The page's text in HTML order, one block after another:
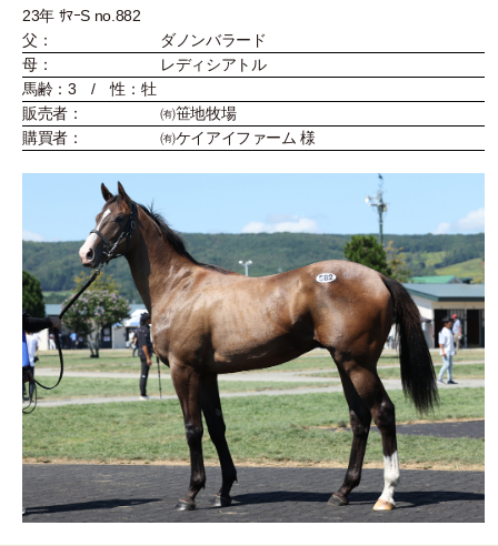
23年 ｻﾏｰS no.882
父：
ダノンバラード
母：
レディシアトル
馬齢：3 / 性：牡
販売者：
㈲笹地牧場
購買者：
㈲ケイアイファーム 様